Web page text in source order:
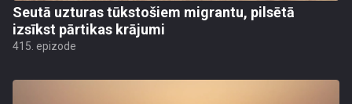
Seutā uzturas tūkstošiem migrantu, pilsētā
izsīkst pārtikas krājumi
415. epizode